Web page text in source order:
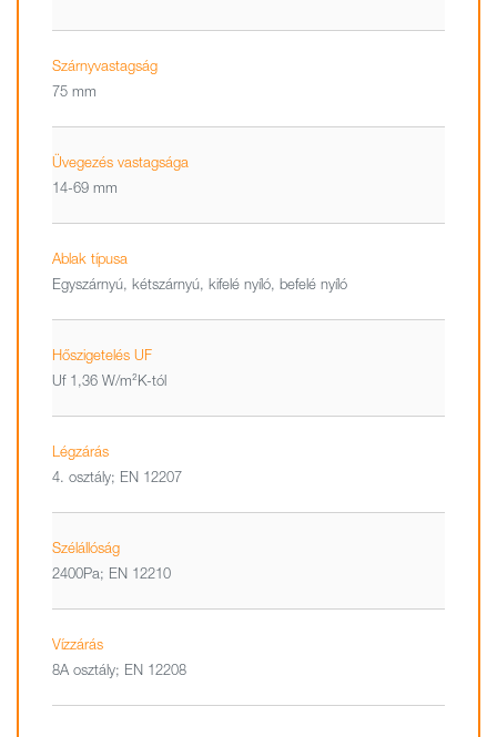
Szárnyvastagság
75 mm
Üvegezés vastagsága
14-69 mm
Ablak típusa
Egyszárnyú, kétszárnyú, kifelé nyíló, befelé nyíló
Hőszigetelés UF
Uf 1,36 W/m²K-tól
Légzárás
4. osztály; EN 12207
Szélállóság
2400Pa; EN 12210
Vízzárás
8A osztály; EN 12208